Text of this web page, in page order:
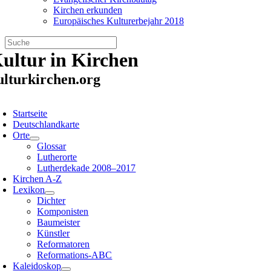
Kirchen erkunden
Europäisches Kulturerbejahr 2018
Zum
Inhalt
springen
in Kirchen
Startseite
Deutschlandkarte
Orte
Glossar
Lutherorte
Lutherdekade 2008–2017
Kirchen A-Z
Lexikon
Dichter
Komponisten
Baumeister
Künstler
Reformatoren
Reformations-ABC
Kaleidoskop